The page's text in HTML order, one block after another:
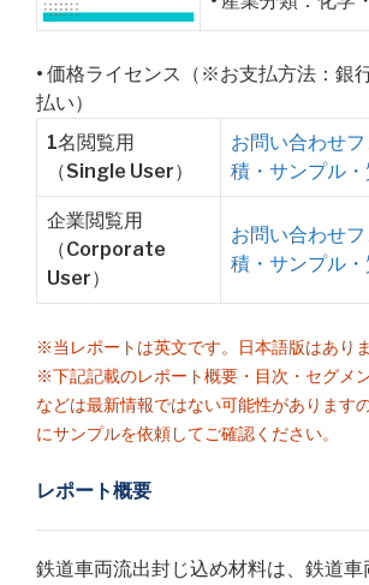
• 価格ライセンス（※お支払方法：銀
払い）
1名閲覧用
（Single User）
お問い合わせ
積・サンプル・
企業閲覧用
（Corporate
User）
お問い合わせ
積・サンプル・
※当レポートは英文です。日本語版はありま
※下記記載のレポート概要・目次・セグメ
などは最新情報ではない可能性があります
にサンプルを依頼してご確認ください。
レポート概要
鉄道車両流出封じ込め材料は、鉄道車